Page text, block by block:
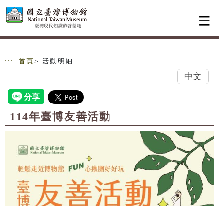
跳到主要內容
網站導覽
::: 首頁 > 活動明細
中文
114年臺博友善活動